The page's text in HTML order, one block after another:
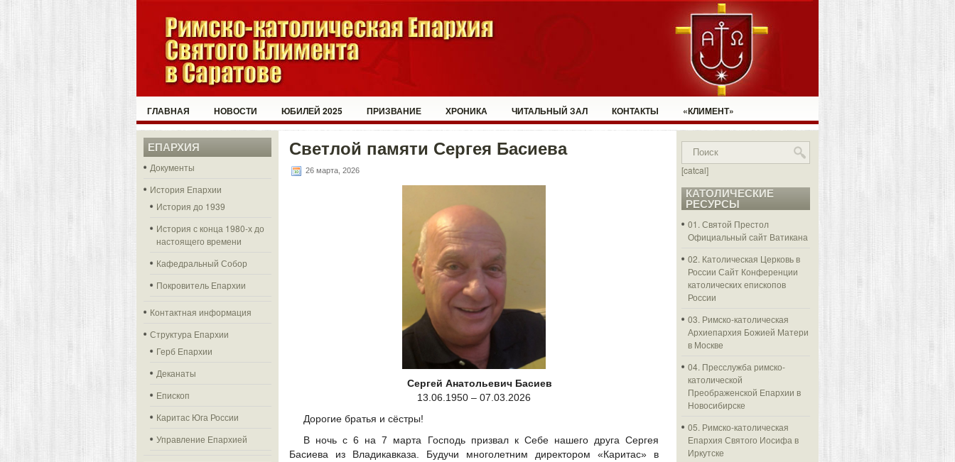
ГЛАВНАЯ НОВОСТИ ЮБИЛЕЙ 2025 ПРИЗВАНИЕ ХРОНИКА ЧИТАЛЬНЫЙ ЗАЛ КОНТАКТЫ «КЛИМЕНТ»
ЕПАРХИЯ
Документы
История Епархии
История до 1939
История с конца 1980-х до
настоящего времени
Кафедральный Собор
Покровитель Епархии
Контактная информация
Структура Епархии
Герб Епархии
Деканаты
Епископ
Каритас Юга России
Управление Епархией
Светлой памяти Сергея Басиева
26 марта, 2026
Сергей Анатольевич Басиев
13.06.1950 – 07.03.2026
Дорогие братья и сёстры!
В ночь с 6 на 7 марта Господь призвал к Себе нашего друга Сергея
Басиева из Владикавказа. Будучи многолетним директором «Каритас» в
[catcal]
КАТОЛИЧЕСКИЕ
РЕСУРСЫ
01. Святой Престол
Официальный сайт Ватикана
02. Католическая Церковь в
России Сайт Конференции
католических епископов
России
03. Римско-католическая
Архиепархия Божией Матери
в Москве
04. Пресслужба римско-
католической
Преображенской Епархии в
Новосибирске
05. Римско-католическая
Епархия Святого Иосифа в
Иркутске